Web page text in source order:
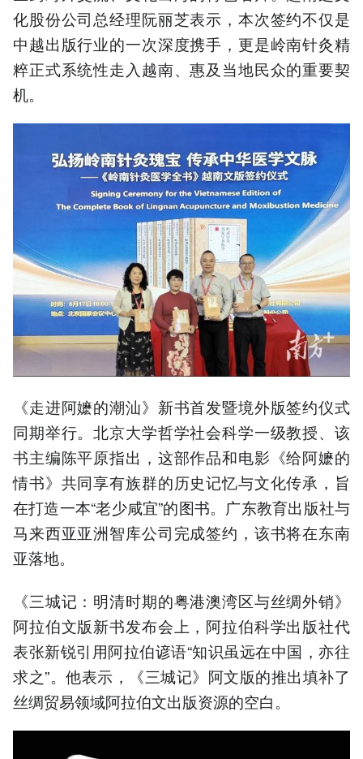
化股份公司总经理阮丽芝表示，本次签约不仅是
中越出版行业的一次深度携手，更是岭南针灸精
粹正式系统性走入越南、惠及当地民众的重要契
机。
《走进阿嬷的潮汕》新书首发暨境外版签约仪式
同期举行。北京大学哲学社会科学一级教授、该
书主编陈平原指出，这部作品和电影《给阿嬷的
情书》共同享有族群的历史记忆与文化传承，旨
在打造一本“老少咸宜”的图书。广东教育出版社与
马来西亚亚洲智库公司完成签约，该书将在东南
亚落地。
《三城记：明清时期的粤港澳湾区与丝绸外销》
阿拉伯文版新书发布会上，阿拉伯科学出版社代
表张新锐引用阿拉伯谚语“知识虽远在中国，亦往
求之”。他表示，《三城记》阿文版的推出填补了
丝绸贸易领域阿拉伯文出版资源的空白。